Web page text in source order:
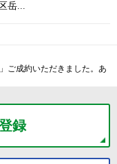
岳...
ご成約いただきました。あ
録